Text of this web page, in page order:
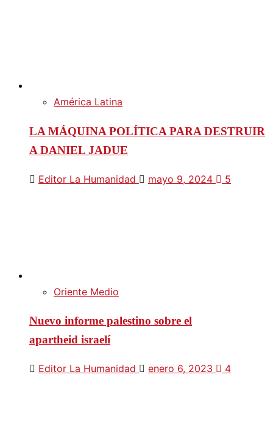
América Latina
LA MÁQUINA POLÍTICA PARA DESTRUIR
A DANIEL JADUE
Editor La Humanidad mayo 9, 2024 5
Oriente Medio
Nuevo informe palestino sobre el
apartheid israelí
Editor La Humanidad enero 6, 2023 4